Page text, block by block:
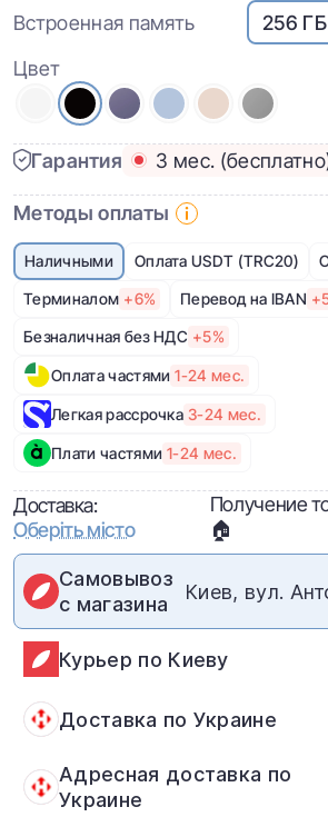
Встроенная память 256 ГБ
Цвет
Гарантия 3 мес.
Методы оплаты
Наличными Оплата USDT (TRC20)
Терминалом +6% Перевод на IBAN
Безналичная без НДС +5%
Оплата частями 1-24 мес.
Легкая рассрочка 3-24 мес.
Плати частями 1-24 мес.
Доставка:
Оберіть місто
Получение
🏠
Самовывоз
с магазина
Киев, вул.
Курьер по Киеву
Доставка по Украине
Адресная доставка по
Украине